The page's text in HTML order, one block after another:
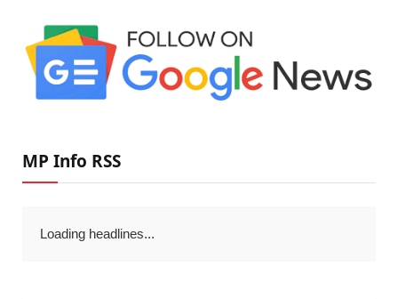
MP Info RSS
Loading headlines...